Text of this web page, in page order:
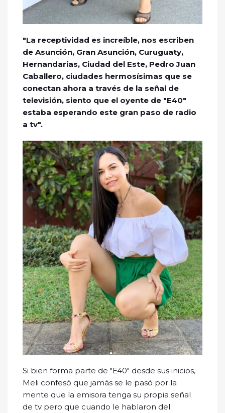
"La receptividad es increíble, nos escriben
de Asunción, Gran Asunción, Curuguaty,
Hernandarias, Ciudad del Este, Pedro Juan
Caballero, ciudades hermosísimas que se
conectan ahora a través de la señal de
televisión, siento que el oyente de "E40"
estaba esperando este gran paso de radio
a tv".
Si bien forma parte de "E40" desde sus inicios,
Meli confesó que jamás se le pasó por la
mente que la emisora tenga su propia señal
de tv pero que cuando le hablaron del